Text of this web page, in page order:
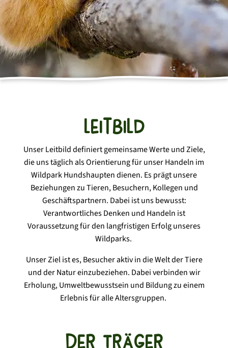
Kindergeburtstage
Freizeitabenteuer
Gastronomie
Fragen zum Park
Hunde im Wildpark
Spenden
Social Day
Programme
Multiplikatorenschulung
Aktuelles
NewsÜber uns
Arbeiten im Wildpark
Leitbild
Leitbild
Unser Leitbild definiert gemeinsame Werte und Ziele,
die uns täglich als Orientierung für unser Handeln im
Wildpark Hundshaupten dienen. Es prägt unsere
Beziehungen zu Tieren, Besuchern, Kollegen und
Geschäftspartnern. Dabei ist uns bewusst:
Verantwortliches Denken und Handeln ist
Voraussetzung für den langfristigen Erfolg unseres
Wildparks.
Unser Ziel ist es, Besucher aktiv in die Welt der Tiere
und der Natur einzubeziehen. Dabei verbinden wir
Erholung, Umweltbewusstsein und Bildung zu einem
Erlebnis für alle Altersgruppen.
Der Träger